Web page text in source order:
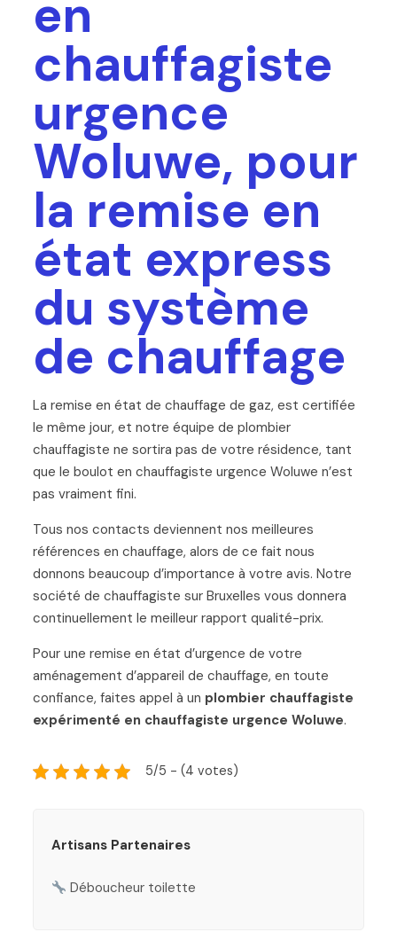
en
chauffagiste
urgence
Woluwe, pour
la remise en
état express
du système
de chauffage
La remise en état de chauffage de gaz, est certifiée
le même jour, et notre équipe de plombier
chauffagiste ne sortira pas de votre résidence, tant
que le boulot en chauffagiste urgence Woluwe n’est
pas vraiment fini.
Tous nos contacts deviennent nos meilleures
références en chauffage, alors de ce fait nous
donnons beaucoup d’importance à votre avis. Notre
société de chauffagiste sur Bruxelles vous donnera
continuellement le meilleur rapport qualité-prix.
Pour une remise en état d’urgence de votre
aménagement d’appareil de chauffage, en toute
confiance, faites appel à un plombier chauffagiste
expérimenté en chauffagiste urgence Woluwe.
5/5 - (4 votes)
Artisans Partenaires
Déboucheur toilette